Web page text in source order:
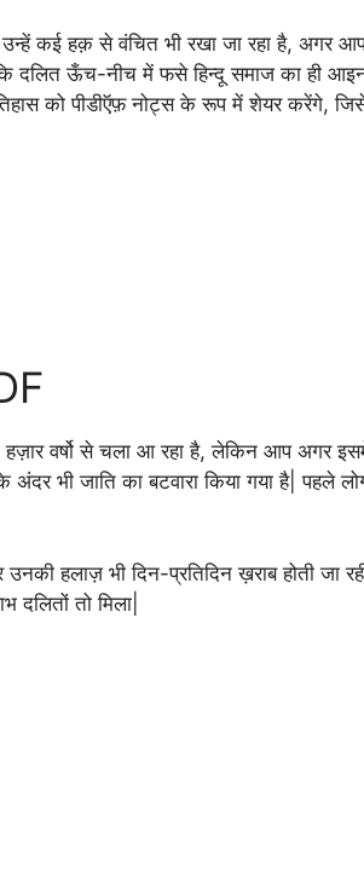
कई हक़ से वंचित भी रखा जा रहा है, अगर
दलित ऊँच-नीच में फसे हिन्दू समाज का ही
को पीडीऍफ़ नोट्स के रूप में शेयर करेंगे,
वर्षो से चला आ रहा है, लेकिन आप अगर
भी जाति का बटवारा किया गया है| पहले
हलाज़ भी दिन-प्रतिदिन ख़राब होती जा
तो मिला|